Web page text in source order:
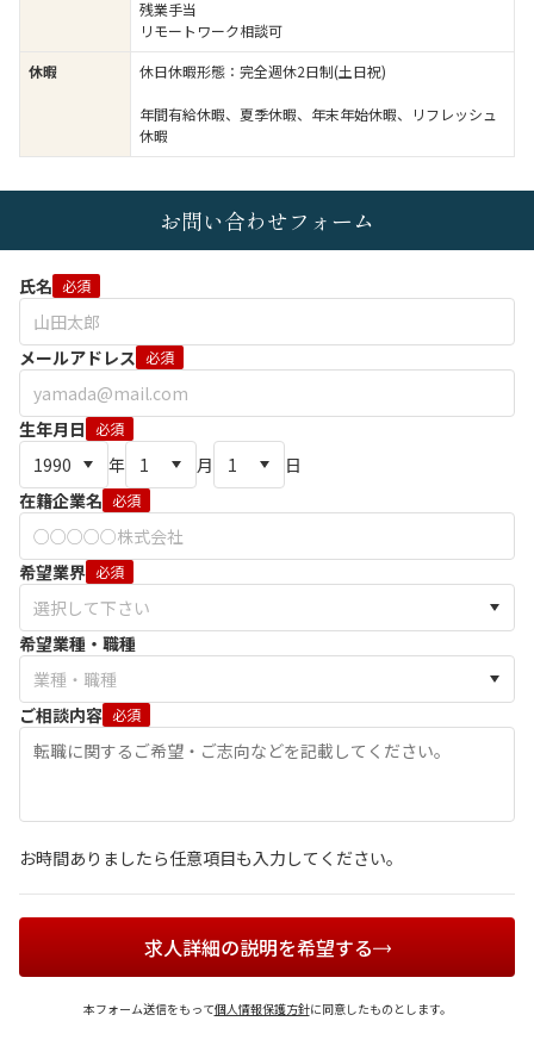
残業手当
リモートワーク相談可
休暇
休日休暇形態：完全週休2日制(土日祝)
年間有給休暇、夏季休暇、年末年始休暇、リフレッシュ
休暇
お問い合わせフォーム
氏名 必須
メールアドレス 必須
生年月日 必須
年 月
日
在籍企業名 必須
希望業界 必須
希望業種・職種
ご相談内容 必須
お時間ありましたら任意項目も入力してください。
求人詳細の説明を希望する
本フォーム送信をもって個人情報保護方針に同意したものとします。